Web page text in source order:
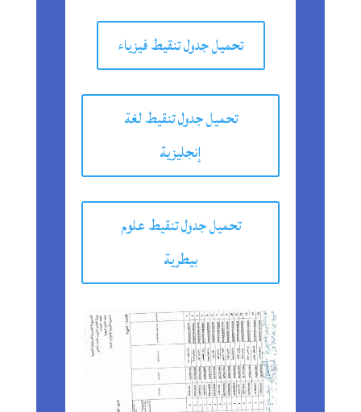
تحميل جدول تنقيط فيزياء
تحميل جدول تنقيط لغة
إنجليزية
تحميل جدول تنقيط علوم
بيطرية